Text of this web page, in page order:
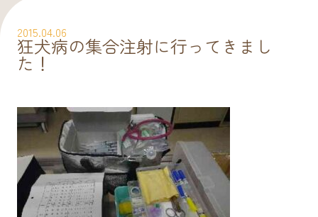
2015.04.06
狂犬病の集合注射に行ってきまし
た！